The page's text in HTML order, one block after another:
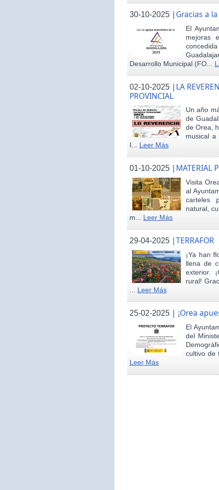
30-10-2025 | Gracias a
El
mejoras
Desarrollo Municipal (FO...
02-10-2025 | LA
PROVINCIAL
Un año
de
de Orea,
musical a
I... Leer Más
01-10-2025 | MATERIAL
Visita
al
carteles
natural,
m... Leer Más
29-04-2025 |TERRAFOR
¡Ya han
llena de
exterior.
rural!
... Leer Más
25-02-2025 | ¡Orea
El
del
cultivo de
Leer Más